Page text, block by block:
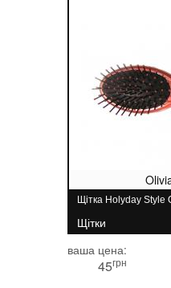
Щітка Holyday Style
Щітки
ваша цена:
45грн